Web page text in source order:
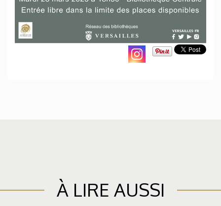
À LIRE AUSSI